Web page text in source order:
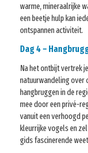
warme, mineraalrijke
een beetje hulp kan
ontspannen activiteit.
Dag 4 –
Na het ontbijt vertrek
natuurwandeling over
hangbruggen in de
mee door een privé-
vanuit een verhoogd
kleurrijke vogels en
gids fascinerende